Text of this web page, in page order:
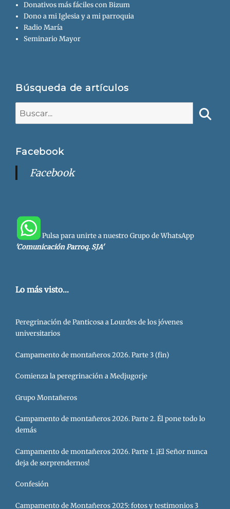
Donativos más fáciles con Bizum
Dono a mi Iglesia y a mi parroquia
Radio María
Seminario Mayor
Búsqueda de artículos
Facebook
Facebook
Pulsa para unirte a nuestro Grupo de WhatsApp
'Comunicación Parroq. SJA'
Lo más visto...
Peregrinación de Panticosa a Lourdes de los jóvenes
universitarios
Campamento de montañeros 2026. Parte 3 (fin)
Comienza la peregrinación a Medjugorje
Grupo Montañeros
Campamento de montañeros 2026. Parte 2. Él pone todo lo
demás
Campamento de montañeros 2026. Parte 1. ¡El Señor nunca
deja de sorprendernos!
Confesión
Campamento de Montañeros 2025: fotos y testimonios 3